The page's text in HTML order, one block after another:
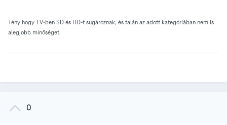
Tény hogy TV-ben SD és HD-t sugároznak, és talán az adott kategóriában nem is
alegjobb minőséget.
0